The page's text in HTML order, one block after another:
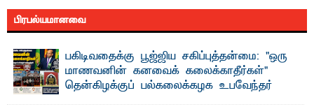
பிரபல்யமானவை
பகிடிவதைக்கு பூஜ்ஜிய சகிப்புத்தன்மை: "ஒரு
மாணவனின் கனவைக் கலைக்காதீர்கள்" –
தென்கிழக்குப் பல்கலைக்கழக உபவேந்தர்